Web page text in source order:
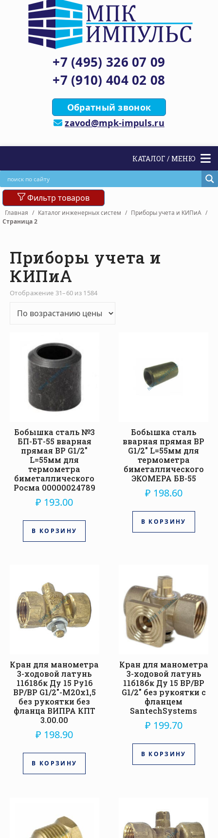
КАТАЛОГ / МЕНЮ
Фильтр товаров
+7 (495) 326 07 09
+7 (910) 404 02 08
Обратный звонок
zavod@mpk-impuls.ru
Главная / Каталог инженерных систем / Приборы учета и КИПиА /
Страница 2
Приборы учета и
КИПиА
Отображение 31–60 из 1584Цены: по возрастанию
Бобышка сталь №3
БП-БТ-55 вварная
прямая ВР G1/2″
L=55мм для
термометра
биметаллического
Росма 00000024789
₽ 193.00
В КОРЗИНУ
Бобышка сталь
вварная прямая ВР
G1/2″ L=55мм для
термометра
биметаллического
ЭКОМЕРА БВ-55
₽ 198.60
В КОРЗИНУ
Кран для манометра
3-ходовой латунь
11б18бк Ду 15 Ру16
ВР/ВР G1/2″-М20х1,5
без рукоятки без
фланца ВИПРА КПТ
3.00.00
₽ 198.90
В КОРЗИНУ
Кран для манометра
3-ходовой латунь
11б18бк Ду 15 ВР/ВР
G1/2″ без рукоятки с
фланцем
SantechSystems
₽ 199.70
В КОРЗИНУ